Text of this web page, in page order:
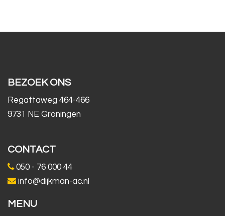
BEZOEK ONS
Regattaweg 464-466
9731 NE Groningen
CONTACT
050 - 76 000 44
info@dijkman-ac.nl
MENU